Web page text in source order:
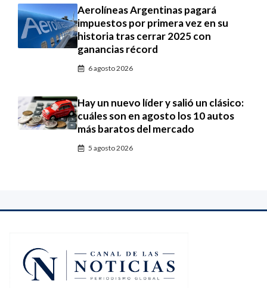
Aerolíneas Argentinas pagará
impuestos por primera vez en su
historia tras cerrar 2025 con
ganancias récord
6 agosto 2026
Hay un nuevo líder y salió un clásico:
cuáles son en agosto los 10 autos
más baratos del mercado
5 agosto 2026